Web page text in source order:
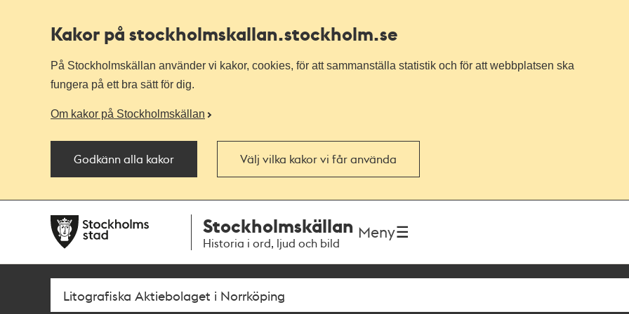
Kakor på stockholmskallan.stockholm.se
På Stockholmskällan använder vi kakor, cookies, för att sammanställa statistik och för att webbplatsen ska
fungera på ett bra sätt för dig.
Om kakor på Stockholmskällan
Godkänn alla kakor Välj vilka kakor vi får använda
navigationen
huvudinnehållet
Stockholmskällan
Historia i ord, ljud och bild
Meny
Sök